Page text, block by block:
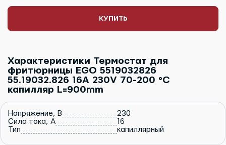
КУПИТЬ
Характеристики Термостат для
фритюрницы EGO 5519032826
55.19032.826 16A 230V 70-200 °C
капилляр L=900mm
Напряжение, В
230
Сила тока, A
16
Тип
капиллярный